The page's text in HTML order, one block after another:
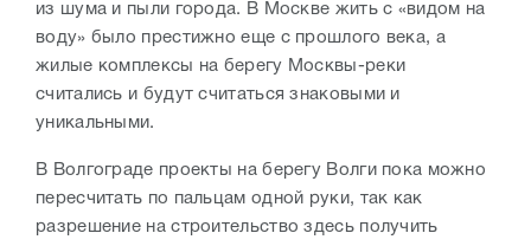
из шума и пыли города. В Москве жить с «видом на
воду» было престижно еще с прошлого века, а
жилые комплексы на берегу Москвы-реки
считались и будут считаться знаковыми и
уникальными.
В Волгограде проекты на берегу Волги пока можно
пересчитать по пальцам одной руки, так как
разрешение на строительство здесь получить